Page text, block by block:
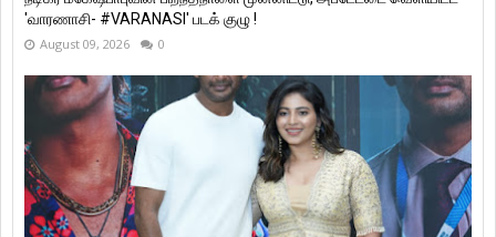
'வாரணாசி- #VARANASI' படக் குழு !
August 09, 2026 0